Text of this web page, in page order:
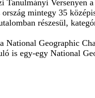
Versenyen
mintegy 35
részesül,
National Geographic
is egy-egy National